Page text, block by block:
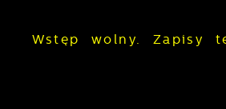
Wstęp wolny. Zapisy